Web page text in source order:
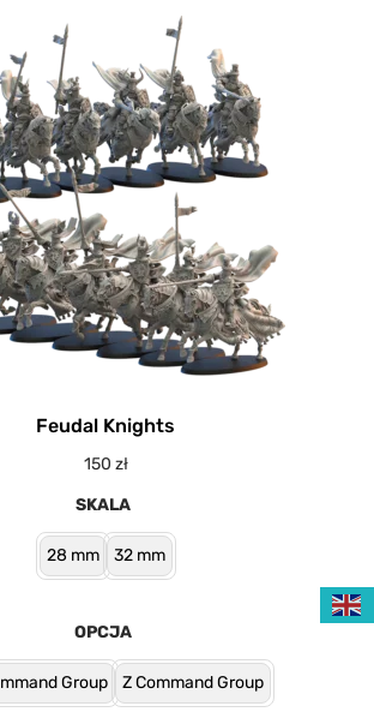
Feudal Knights
150 zł
SKALA
28 mm 32 mm
OPCJA
Group Z Command Group